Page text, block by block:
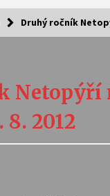
a Sukuba Ensemble
šedesátka: 28. 7.–1. 8.
Druhý ročník
Netopýří
8. 2012